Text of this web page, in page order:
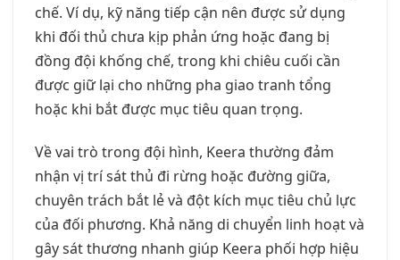
chế. Ví dụ, kỹ năng tiếp cận nên được sử dụng
khi đối thủ chưa kịp phản ứng hoặc đang bị
đồng đội khống chế, trong khi chiêu cuối cần
được giữ lại cho những pha giao tranh tổng
hoặc khi bắt được mục tiêu quan trọng.
Về vai trò trong đội hình, Keera thường đảm
nhận vị trí sát thủ đi rừng hoặc đường giữa,
chuyên trách bắt lẻ và đột kích mục tiêu chủ lực
của đối phương. Khả năng di chuyển linh hoạt và
gây sát thương nhanh giúp Keera phối hợp hiệu